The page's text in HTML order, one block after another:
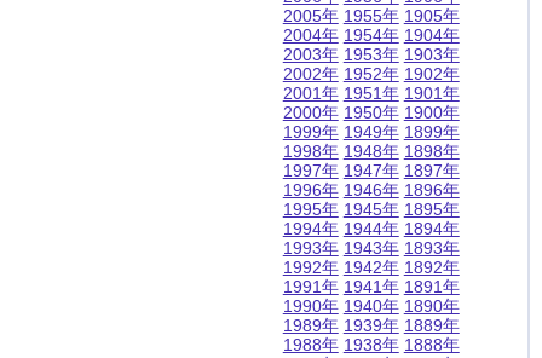
2005年
2004年
2003年
2002年
2001年
2000年
1999年
1998年
1997年
1996年
1995年
1994年
1993年
1992年
1991年
1990年
1989年
1988年
1955年
1954年
1953年
1952年
1951年
1950年
1949年
1948年
1947年
1946年
1945年
1944年
1943年
1942年
1941年
1940年
1939年
1938年
1905年
1904年
1903年
1902年
1901年
1900年
1899年
1898年
1897年
1896年
1895年
1894年
1893年
1892年
1891年
1890年
1889年
1888年